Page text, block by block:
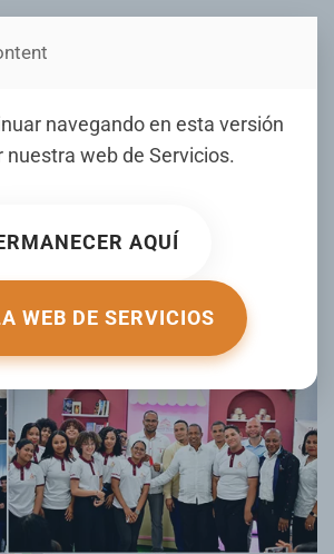
Telenord Medios
navegando en esta versión
nuestra web de Servicios.
AQUÍ
WEB DE SERVICIOS
feria de
en el
SFM
EL
. PUBLICADO